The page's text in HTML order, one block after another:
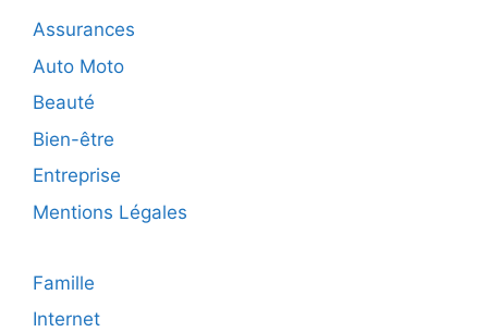
Assurances
Auto Moto
Beauté
Bien-être
Entreprise
Mentions Légales
Famille
Internet